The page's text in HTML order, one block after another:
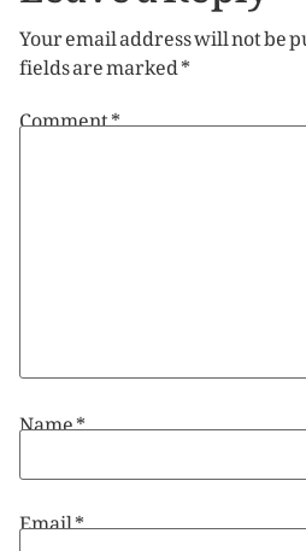
Your email address will not be
fields are marked*
Comment*
Name*
Email*